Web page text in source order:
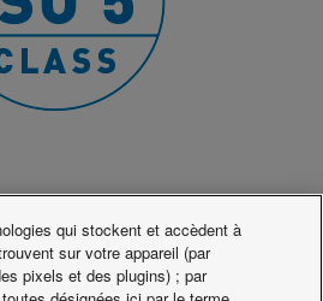
qui stockent et accèdent à
sur votre appareil (par
pixels et des plugins) ; par